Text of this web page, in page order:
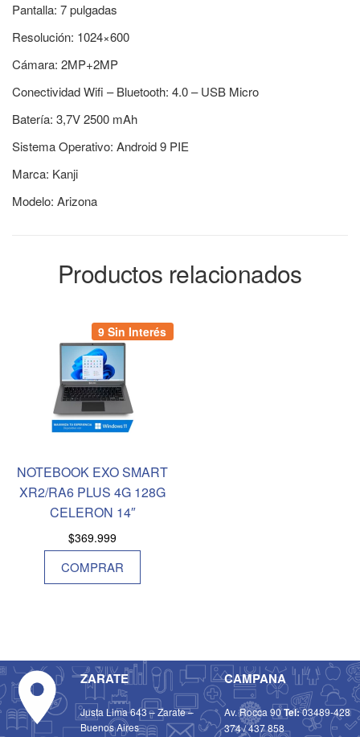
Pantalla: 7 pulgadas
Resolución: 1024×600
Cámara: 2MP+2MP
Conectividad Wifi – Bluetooth: 4.0 – USB Micro
Batería: 3,7V 2500 mAh
Sistema Operativo: Android 9 PIE
Marca: Kanji
Modelo: Arizona
Productos relacionados
9 Sin Interés
NOTEBOOK EXO SMART
XR2/RA6 PLUS 4G 128G
CELERON 14″
$369.999
COMPRAR
ZARATE
Justa Lima 643 – Zarate –
Buenos Aires
CAMPANA
Av. Rocca 90Tel:03489-428
374/437 858